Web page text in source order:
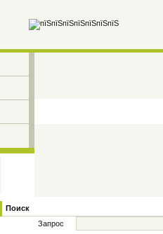
Поиск
Запрос